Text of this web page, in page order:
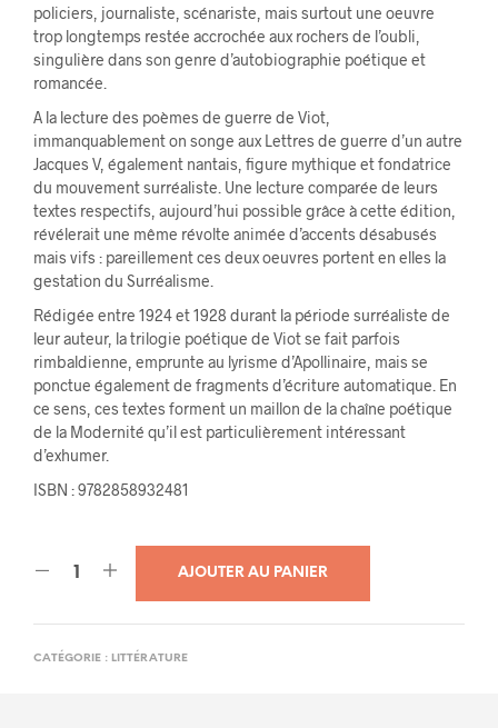
policiers, journaliste, scénariste, mais surtout une oeuvre
trop longtemps restée accrochée aux rochers de l’oubli,
singulière dans son genre d’autobiographie poétique et
romancée.
A la lecture des poèmes de guerre de Viot,
immanquablement on songe aux Lettres de guerre d’un autre
Jacques V, également nantais, figure mythique et fondatrice
du mouvement surréaliste. Une lecture comparée de leurs
textes respectifs, aujourd’hui possible grâce à cette édition,
révélerait une même révolte animée d’accents désabusés
mais vifs : pareillement ces deux oeuvres portent en elles la
gestation du Surréalisme.
Rédigée entre 1924 et 1928 durant la période surréaliste de
leur auteur, la trilogie poétique de Viot se fait parfois
rimbaldienne, emprunte au lyrisme d’Apollinaire, mais se
ponctue également de fragments d’écriture automatique. En
ce sens, ces textes forment un maillon de la chaîne poétique
de la Modernité qu’il est particulièrement intéressant
d’exhumer.
ISBN : 9782858932481
AJOUTER AU PANIER
CATÉGORIE : LITTÉRATURE